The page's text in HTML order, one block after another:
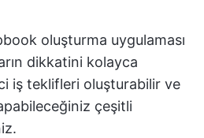
oluşturma uygulaması
dikkatini kolayca
iş teklifleri oluşturabilir ve
çeşitli